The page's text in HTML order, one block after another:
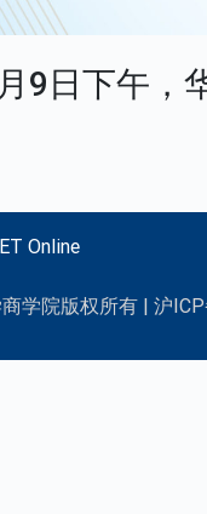
9日下午，
Online
学院版权所有 | 沪